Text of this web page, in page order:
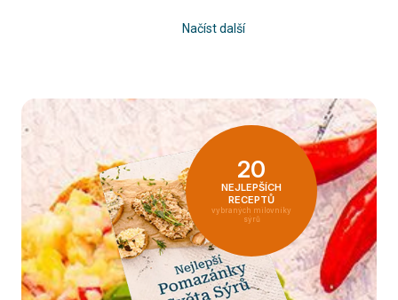
Načíst další
20
NEJLEPŠÍCH
RECEPTŮ
vybraných milovníky
sýrů